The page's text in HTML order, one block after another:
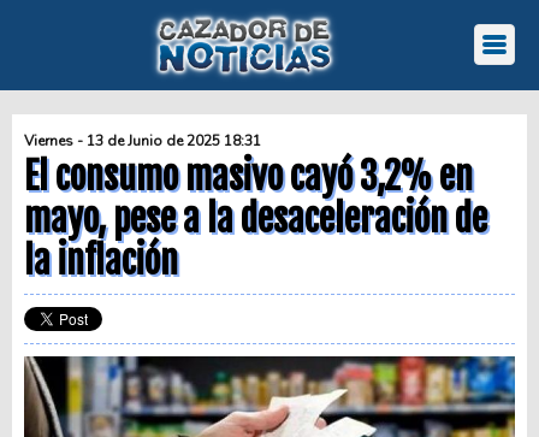
Viernes - 13 de Junio de 2025 18:31
El consumo masivo cayó 3,2% en
mayo, pese a la desaceleración de
la inflación